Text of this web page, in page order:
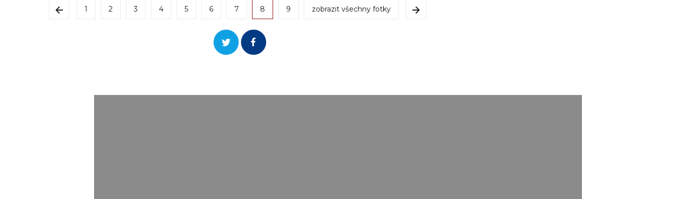
1 2 3 4 5 6 7 8 9 zobrazit všechny fotky